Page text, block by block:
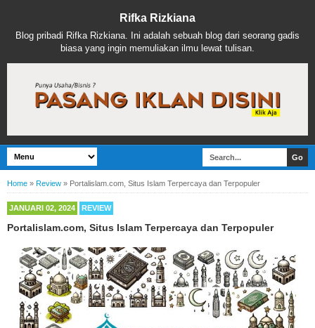
Rifka Rizkiana
Blog pribadi Rifka Rizkiana. Ini adalah sebuah blog dari seorang gadis
biasa yang ingin memuliakan ilmu lewat tulisan.
Home » Review » Portalislam.com, Situs Islam Terpercaya dan Terpopuler
JANUARI 02, 2024 REVIEW
Portalislam.com, Situs Islam Terpercaya dan Terpopuler